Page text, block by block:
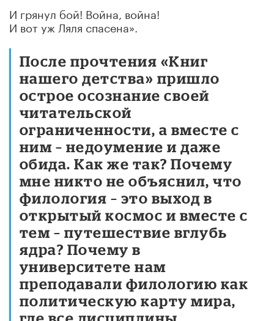
И грянул бой! Война, война!
И вот уж Ляля спасена».
После прочтения «Книг
нашего детства» пришло
острое осознание своей
читательской
ограниченности, а вместе с
ним – недоумение и даже
обида. Как же так? Почему
мне никто не объяснил, что
филология – это выход в
открытый космос и вместе с
тем – путешествие вглубь
ядра? Почему в
университете нам
преподавали филологию как
политическую карту мира,
где все дисциплины